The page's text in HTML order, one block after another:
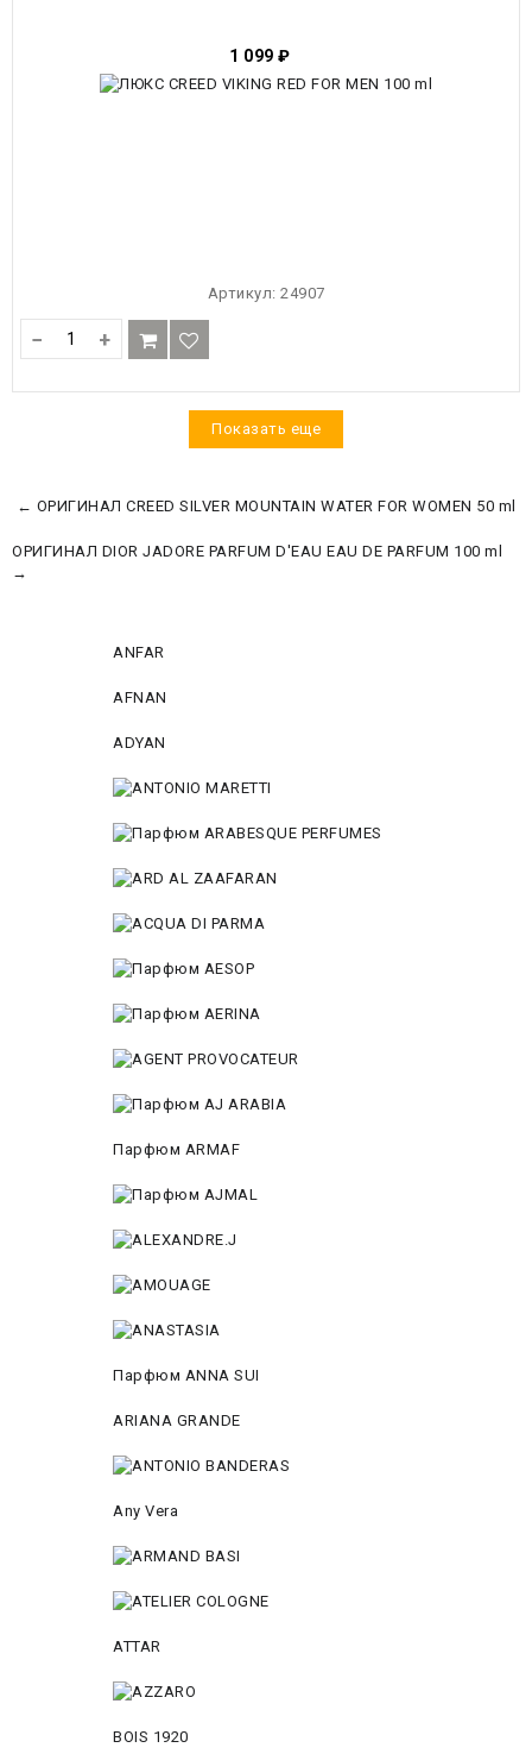
1 099 ₽
Артикул: 24907
− +
Показать еще
← ОРИГИНАЛ CREED SILVER MOUNTAIN WATER FOR WOMEN 50 ml
ОРИГИНАЛ DIOR JADORE PARFUM D'EAU EAU DE PARFUM 100 ml
→
ANFAR
AFNAN
ADYAN
Парфюм ARMAF
Парфюм ANNA SUI
ARIANA GRANDE
Any Vera
ATTAR
BOIS 1920